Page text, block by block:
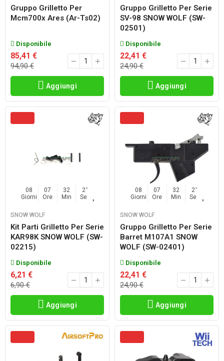
Gruppo Grilletto Per
Mcm700x Ares (ar-Ts02)
Disponibile
85,41 €
94,90 €
Aggiungi
Gruppo Grilletto Per Serie
SV-98 SNOW WOLF (SW-
02501)
Disponibile
22,41 €
24,90 €
Aggiungi
08
Giorni
07
Ore
32
Min
20
Sec
SNOW WOLF
Kit Parti Grilletto Per Serie
KAR98K SNOW WOLF (SW-
02215)
Disponibile
6,21 €
6,90 €
Aggiungi
08
Giorni
07
Ore
32
Min
20
Sec
SNOW WOLF
Gruppo Grilletto Per Serie
Barret M107A1 SNOW
WOLF (SW-02401)
Disponibile
22,41 €
24,90 €
Aggiungi